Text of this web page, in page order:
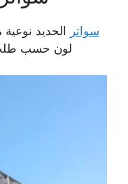
سواتر الحديد
لون حسب طلب